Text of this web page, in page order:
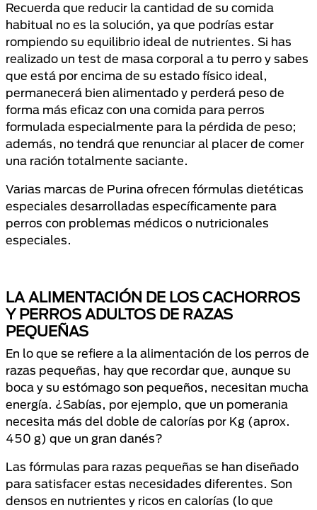
Recuerda que reducir la cantidad de su comida
habitual no es la solución, ya que podrías estar
rompiendo su equilibrio ideal de nutrientes. Si has
realizado un test de masa corporal a tu perro y sabes
que está por encima de su estado físico ideal,
permanecerá bien alimentado y perderá peso de
forma más eficaz con una comida para perros
formulada especialmente para la pérdida de peso;
además, no tendrá que renunciar al placer de comer
una ración totalmente saciante.
Varias marcas de Purina ofrecen fórmulas dietéticas
especiales desarrolladas específicamente para
perros con problemas médicos o nutricionales
especiales.
LA ALIMENTACIÓN DE LOS CACHORROS
Y PERROS ADULTOS DE RAZAS
PEQUEÑAS
En lo que se refiere a la alimentación de los perros de
razas pequeñas, hay que recordar que, aunque su
boca y su estómago son pequeños, necesitan mucha
energía. ¿Sabías, por ejemplo, que un pomerania
necesita más del doble de calorías por Kg (aprox.
450 g) que un gran danés?
Las fórmulas para razas pequeñas se han diseñado
para satisfacer estas necesidades diferentes. Son
densos en nutrientes y ricos en calorías (lo que